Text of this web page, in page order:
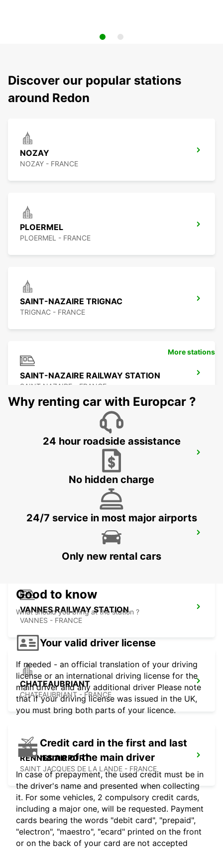
Discover our popular stations
around Redon
NOZAY
NOZAY - FRANCE
PLOERMEL
PLOERMEL - FRANCE
SAINT-NAZAIRE TRIGNAC
TRIGNAC - FRANCE
SAINT-NAZAIRE RAILWAY STATION
SAINT NAZAIRE - FRANCE
LA BAULE ESCOUBLAC RAILWAY
VANNES RAILWAY STATION
VANNES - FRANCE
CHATEAUBRIANT
CHATEAUBRIANT - FRANCE
RENNES AIRPORT
SAINT JACQUES DE LA LANDE - FRANCE
More stations
Why renting car with Europcar ?
24 hour roadside assistance
No hidden charge
24/7 service in most major airports
Only new rental cars
Good to know
What should you bring at the station ?
Your valid driver license
If needed - an official translation of your driving
license or an international driving license for the
main driver and any additional driver Please note
that if your driving license was issued in the UK,
you must bring both parts of your licence.
Credit card in the first and last
name of the main driver
In case of prepayment, the used credit must be in
the driver's name and presented when collecting
it. For some vehicles, 2 compulsory credit cards,
including a major one, will be requested. Payment
cards bearing the words "debit card", "prepaid",
"electron", "maestro", "ecard" printed on the front
or on the back of your card are not accepted